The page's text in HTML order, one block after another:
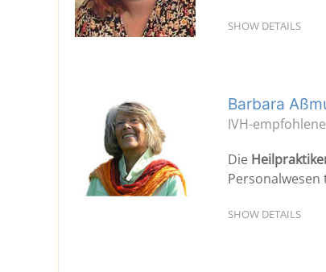
SHOW DETAILS
Barbara
IVH-
Die
Personalwesen
SHOW DETAILS